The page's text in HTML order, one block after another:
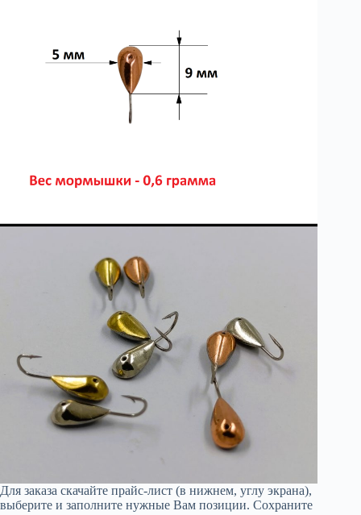
Для заказа скачайте прайс-лист (в нижнем, углу экрана),
выберите и заполните нужные Вам позиции. Сохраните